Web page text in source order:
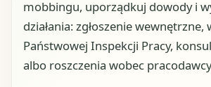
mobbingu, uporządkuj dowody i
działania: zgłoszenie wewnętrzne,
Państwowej Inspekcji Pracy,
albo roszczenia wobec